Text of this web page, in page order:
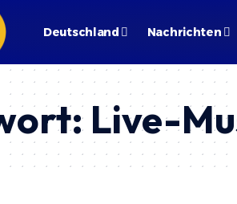
Deutschland Nachrichten
Live-